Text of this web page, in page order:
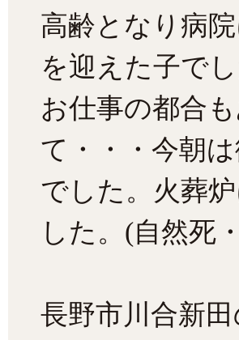
高齢となり病
を迎えた子で
お仕事の都合
て・・・今朝
でした。火葬
した。(自然死
長野市川合新